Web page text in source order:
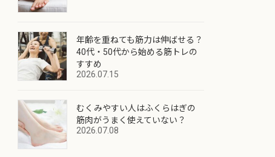
年齢を重ねても筋力は伸ばせる？
40代・50代から始める筋トレの
すすめ
2026.07.15
むくみやすい人はふくらはぎの
筋肉がうまく使えていない？
2026.07.08